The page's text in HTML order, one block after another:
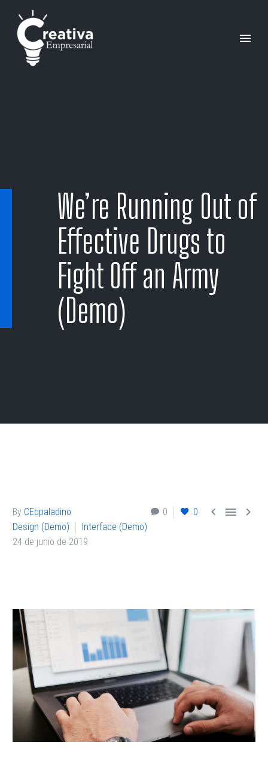
We’re Running Out of
Effective Drugs to
Fight Off an Army
(Demo)
0 0   
By CEcpaladino
Design (Demo)
Interface (Demo)
24 de junio de 2019